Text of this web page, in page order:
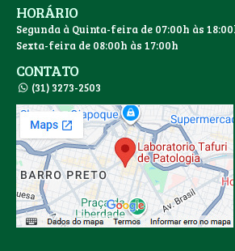
HORÁRIO
Segunda à Quinta-feira de 07:00h às
Sexta-feira de 08:00h às 17:00h
CONTATO
(31) 3273-2503